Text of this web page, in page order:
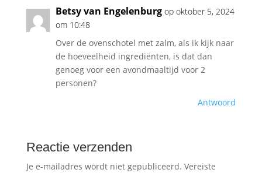
Betsy van Engelenburg op oktober 5, 2024
om 10:48
Over de ovenschotel met zalm, als ik kijk naar
de hoeveelheid ingrediënten, is dat dan
genoeg voor een avondmaaltijd voor 2
personen?
Antwoord
Reactie verzenden
Je e-mailadres wordt niet gepubliceerd. Vereiste